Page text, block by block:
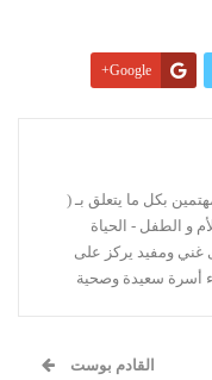
Google+
بكل ما يتعلق بـ (
و الطفل - الحياة
غني ومفيد يركز على
أسرة سعيدة وصحية
القادم بوست